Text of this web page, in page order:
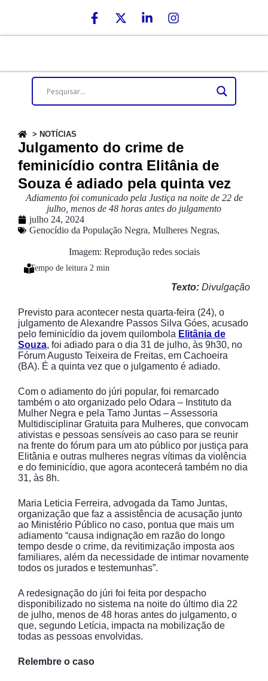
> NOTÍCIAS
Julgamento do crime de
feminicídio contra Elitânia de
Souza é adiado pela quinta vez
Adiamento foi comunicado pela Justiça na noite de 22 de
julho, menos de 48 horas antes do julgamento
julho 24, 2024
Genocídio da População Negra, Mulheres Negras,
Imagem: Reprodução redes sociais
Texto: Divulgação
Previsto para acontecer nesta quarta-feira (24), o
julgamento de Alexandre Passos Silva Góes, acusado
pelo feminicídio da jovem quilombola Elitânia de
Souza, foi adiado para o dia 31 de julho, às 9h30, no
Fórum Augusto Teixeira de Freitas, em Cachoeira
(BA). É a quinta vez que o julgamento é adiado.
Com o adiamento do júri popular, foi remarcado
também o ato organizado pelo Odara – Instituto da
Mulher Negra e pela Tamo Juntas – Assessoria
Multidisciplinar Gratuita para Mulheres, que convocam
ativistas e pessoas sensíveis ao caso para se reunir
na frente do fórum para um ato público por justiça para
Elitânia e outras mulheres negras vítimas da violência
e do feminicídio, que agora acontecerá também no dia
31, às 8h.
Maria Leticia Ferreira, advogada da Tamo Juntas,
organização que faz a assistência de acusação junto
ao Ministério Público no caso, pontua que mais um
adiamento “causa indignação em razão do longo
tempo desde o crime, da revitimização imposta aos
familiares, além da necessidade de intimar novamente
todos os jurados e testemunhas”.
A redesignação do júri foi feita por despacho
disponibilizado no sistema na noite do último dia 22
de julho, menos de 48 horas antes do julgamento, o
que, segundo Letícia, impacta na mobilização de
todas as pessoas envolvidas.
Relembre o caso